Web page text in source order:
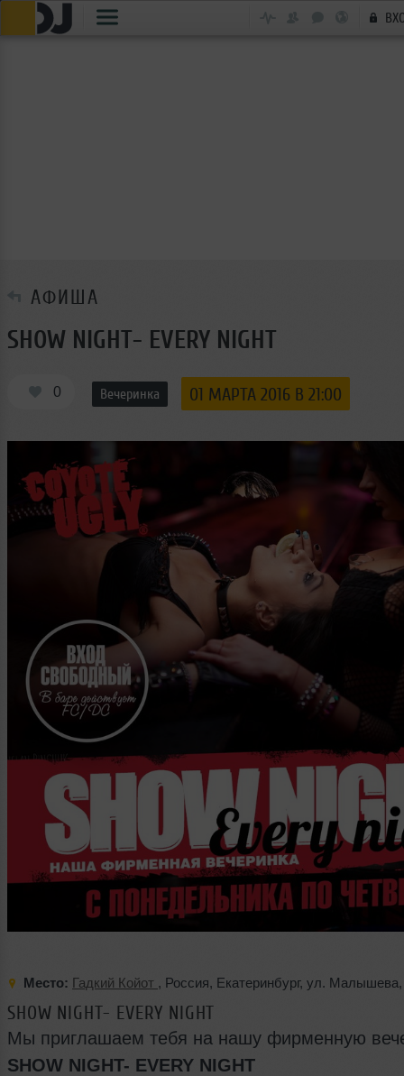
АФИША
SHOW NIGHT- EVERY NIGHT
0 Вечеринка 01 МАРТА 2016 В 21:00
Место: Гадкий Койот , Россия, Екатеринбург, ул. Малышева
SHOW NIGHT- EVERY NIGHT
Мы приглашаем тебя на нашу фирменную
SHOW NIGHT- EVERY NIGHT